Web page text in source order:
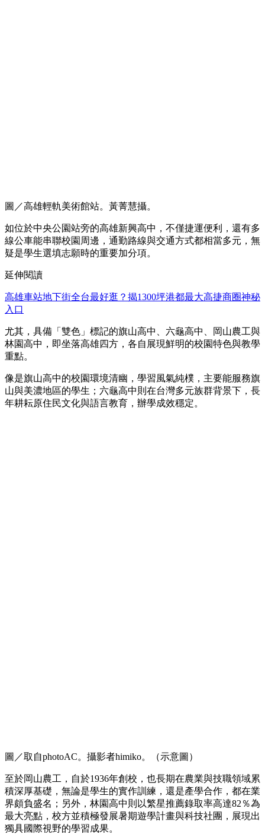
圖／高雄輕軌美術館站。黃菁慧攝。
如位於中央公園站旁的高雄新興高中，不僅捷運便利，還有多
線公車能串聯校園周邊，通勤路線與交通方式都相當多元，無
疑是學生選填志願時的重要加分項。
延伸閱讀
高雄車站地下街全台最好逛？揭1300坪港都最大高捷商圈神秘
入口
尤其，具備「雙色」標記的旗山高中、六龜高中、岡山農工與
林園高中，即坐落高雄四方，各自展現鮮明的校園特色與教學
重點。
像是旗山高中的校園環境清幽，學習風氣純樸，主要能服務旗
山與美濃地區的學生；六龜高中則在台灣多元族群背景下，長
年耕耘原住民文化與語言教育，辦學成效穩定。
圖／取自photoAC。攝影者himiko。（示意圖）
至於岡山農工，自於1936年創校，也長期在農業與技職領域累
積深厚基礎，無論是學生的實作訓練，還是產學合作，都在業
界頗負盛名；另外，林園高中則以繁星推薦錄取率高達82％為
最大亮點，校方並積極發展暑期遊學計畫與科技社團，展現出
獨具國際視野的學習成果。